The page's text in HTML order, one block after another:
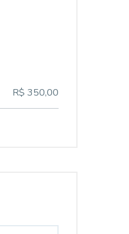
R$ 350,00